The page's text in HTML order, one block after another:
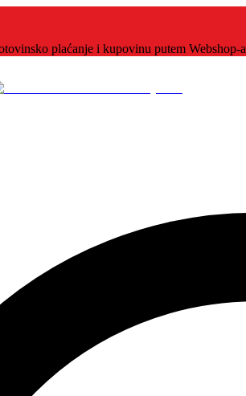
plaćanje i kupovinu putem Webshop-a